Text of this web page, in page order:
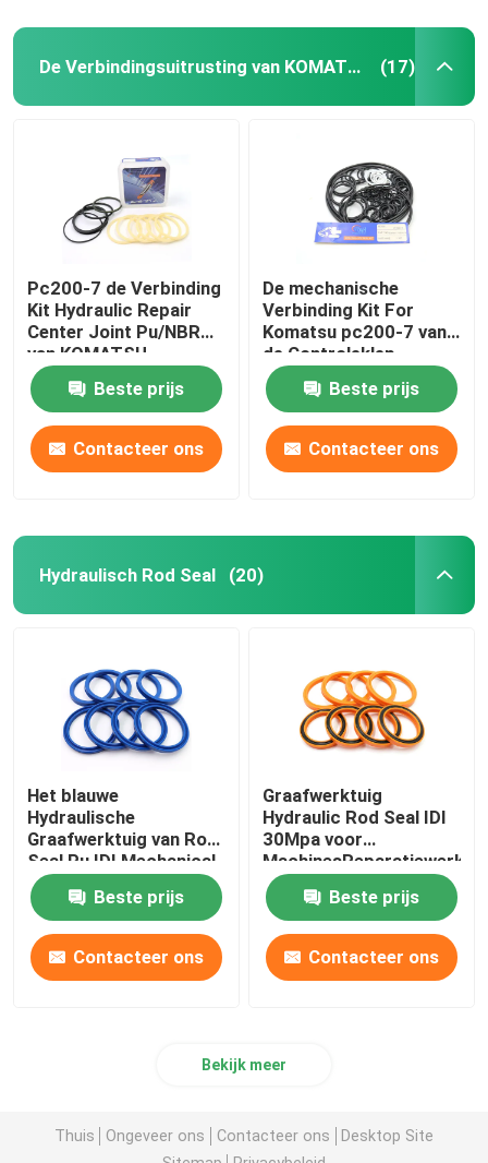
De Verbindingsuitrusting van KOMATSU (17)
Pc200-7 de Verbinding
Kit Hydraulic Repair
Center Joint Pu/NBR
van KOMATSU
Beste prijs
Contacteer ons
De mechanische
Verbinding Kit For
Komatsu pc200-7 van
de Controleklep
Graafwerktuig
Beste prijs
Contacteer ons
Hydraulisch Rod Seal (20)
Het blauwe
Hydraulische
Graafwerktuig van Rod
Seal Pu IDI Mechanical
Oil Seal For
Beste prijs
Contacteer ons
Graafwerktuig
Hydraulic Rod Seal IDI
30Mpa voor
Beste prijs
Contacteer ons
Bekijk meer
Thuis Ongeveer ons Contacteer ons
Desktop Site